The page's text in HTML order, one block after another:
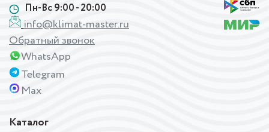
Каталог
Пн-Вс 9:00 - 20:00
info@klimat-master.ru
Обратный звонок
WhatsApp
Telegram
Max